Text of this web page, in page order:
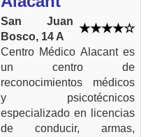
San Juan
Bosco, 14 A
Centro Médico Alacant es
un centro de
reconocimientos médicos
y psicotécnicos
especializado en licencias
de conducir, armas,